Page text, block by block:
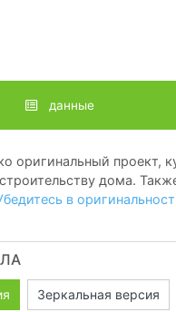
данные
оригинальный проект,
дома.
в
Зеркальная версия